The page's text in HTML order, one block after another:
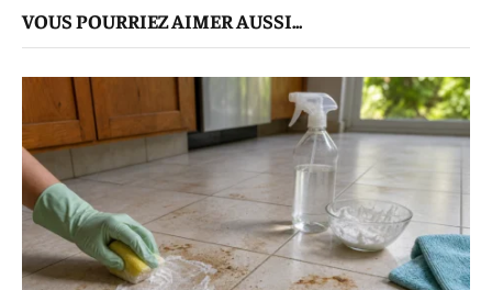
VOUS POURRIEZ AIMER AUSSI...